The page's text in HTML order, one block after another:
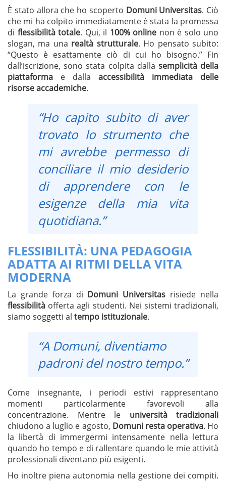
È stato allora che ho scoperto Domuni Universitas. Ciò
che mi ha colpito immediatamente è stata la promessa
di flessibilità totale. Qui, il 100% online non è solo uno
slogan, ma una realtà strutturale. Ho pensato subito:
“Questo è esattamente ciò di cui ho bisogno.” Fin
dall’iscrizione, sono stata colpita dalla semplicità della
piattaforma e dalla accessibilità immediata delle
risorse accademiche.
“Ho capito subito di aver
trovato lo strumento che
mi avrebbe permesso di
conciliare il mio desiderio
di apprendere con le
esigenze della mia vita
quotidiana.”
FLESSIBILITÀ: UNA PEDAGOGIA
ADATTA AI RITMI DELLA VITA
MODERNA
La grande forza di Domuni Universitas risiede nella
flessibilità offerta agli studenti. Nei sistemi tradizionali,
siamo soggetti al tempo istituzionale.
“A Domuni, diventiamo
padroni del nostro tempo.”
Come insegnante, i periodi estivi rappresentano
momenti particolarmente favorevoli alla
concentrazione. Mentre le università tradizionali
chiudono a luglio e agosto, Domuni resta operativa. Ho
la libertà di immergermi intensamente nella lettura
quando ho tempo e di rallentare quando le mie attività
professionali diventano più esigenti.
Ho inoltre piena autonomia nella gestione dei compiti.